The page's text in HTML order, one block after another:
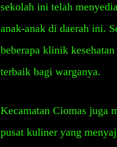
sekolah ini telah
anak-anak di daerah ini.
beberapa klinik
terbaik bagi warganya.
Kecamatan Ciomas juga
pusat kuliner yang